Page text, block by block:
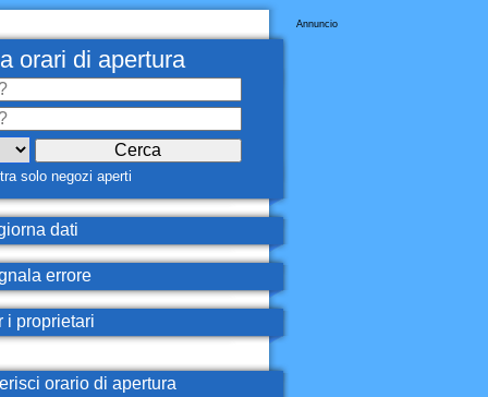
Annuncio
orari di apertura
solo negozi aperti
dati
errore
i proprietari
orario di apertura